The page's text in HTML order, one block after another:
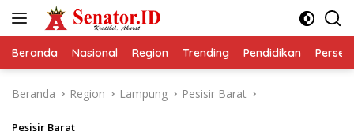
Beranda Nasional Region Trending Pendidikan
Beranda Region Lampung Pesisir Barat
Pesisir Barat